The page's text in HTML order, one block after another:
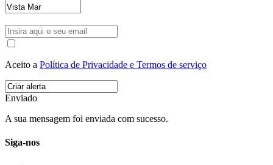
Aceito a Política de Privacidade e Termos de serviço
Enviado
A sua mensagem foi enviada com sucesso.
Siga-nos